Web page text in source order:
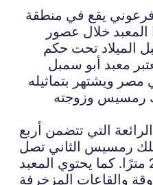
يقع في منطقة
خلال عصور
في القرن 13 قبل الميلاد تحت حكم
معبد أبو سمبل
مصر ويشتهر بتماثيله
رمسيس وزوجته
التي تتضمن أربع
رمسيس الثاني تصل
ارتفاعها إلى حوالي 20 مترًا. كما يحتوي المعبد
والقاعات المزخرفة